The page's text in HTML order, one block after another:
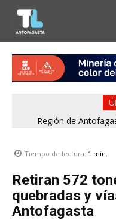
Región de
Tiempo de lectura: 1 min.
Retiran 572
quebradas y
Antofagasta